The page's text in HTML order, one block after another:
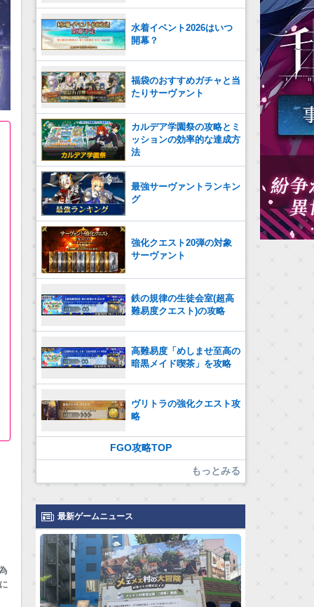
水着イベント2026はいつ
開幕？
福袋のおすすめガチャと当
たりサーヴァント
カルデア学園祭の攻略とミ
ッションの効率的な達成方
法
最強サーヴァントランキン
グ
強化クエスト20弾の対象
サーヴァント
鉄の規律の生徒会室(超高
難易度クエスト)の攻略
高難易度「めしませ至高の
暗黒メイド喫茶」を攻略
ヴリトラの強化クエスト攻
略
FGO攻略TOP
もっとみる
最新ゲームニュース